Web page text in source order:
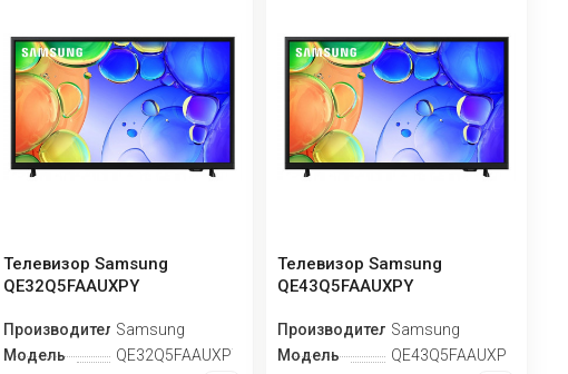
Телевизор Samsung
QE32Q5FAAUXPY
ПроизводительSamsung
Модель
QE32Q5FAAUXPY
Телевизор Samsung
QE43Q5FAAUXPY
ПроизводительSamsung
Модель
QE43Q5FAAUXPY